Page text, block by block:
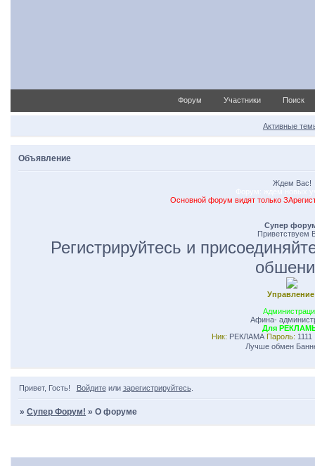
Форум Участники Поиск
Активные
Объявление
Ждем Вас!
Основной форум видят только
Супер
Приветствуем
Регистрируйтесь и
Афина-
Для
Ник:РЕКЛАМАПароль:
Лучше обмен
Привет, Гость! Войдитеили зарегистрируйтесь.
»Супер Форум! »О форуме